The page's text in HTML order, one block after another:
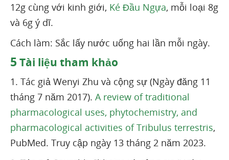
12g cùng với kinh giới, Ké Đầu Ngựa, mỗi loại 8g
và 6g ý dĩ.
Cách làm: Sắc lấy nước uống hai lần mỗi ngày.
5 Tài liệu tham khảo
1. Tác giả Wenyi Zhu và cộng sự (Ngày đăng 11
tháng 7 năm 2017). A review of traditional
pharmacological uses, phytochemistry, and
pharmacological activities of Tribulus terrestris,
PubMed. Truy cập ngày 13 tháng 2 năm 2023.